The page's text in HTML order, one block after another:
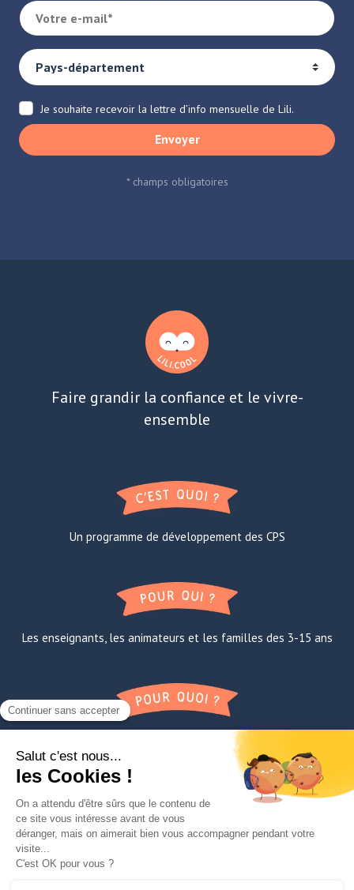
Je souhaite recevoir la lettre d’info mensuelle de Lili.
Envoyer
* champs obligatoires
Faire grandir la confiance et le vivre-
ensemble
Un programme de développement des CPS
Les enseignants, les animateurs et les familles des 3-15 ans
Apprendre la confiance en soi, à l’oral et avec les autres
FAQ A propos de Lili
Contact
Mentions légales
TNE
Paroles de super-éducateurs